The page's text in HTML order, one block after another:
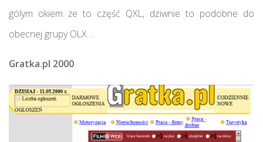
gólym okiem że to część QXL, dziwnie to podobne do
obecnej grupy OLX…
Gratka.pl 2000